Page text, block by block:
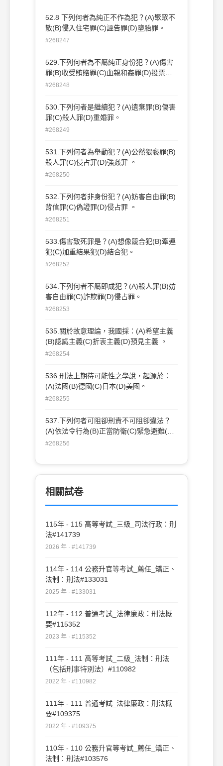
52.8 下列何者為純正不作為犯？(A)聚眾不
散(B)侵入住宅罪(C)誣告罪(D)墮胎罪。
#268247
529.下列何者為不屬純正身份犯？(A)傷害
罪(B)收受賄賂罪(C)血親和姦罪(D)投票受
賄罪。
#268248
530.下列何者是繼續犯？(A)遺棄罪(B)傷害
罪(C)殺人罪(D)重婚罪。
#268249
531.下列何者為舉動犯？(A)公然猥褻罪(B)
殺人罪(C)侵占罪(D)強姦罪 。
#268250
532.下列何者非身份犯？(A)妨害自由罪(B)
背信罪(C)偽證罪(D)侵占罪 。
#268251
533.傷害致死罪是？(A)想像競合犯(B)牽連
犯(C)加重結果犯(D)結合犯。
#268252
534.下列何者不屬即成犯？(A)殺人罪(B)妨
害自由罪(C)詐欺罪(D)侵占罪。
#268253
535.關於故意理論，我國採：(A)希望主義
(B)認識主義(C)折衷主義(D)預見主義 。
#268254
536.刑法上期待可能性之學說，起源於：
(A)法國(B)德國(C)日本(D)美國。
#268255
537.下列何者可阻卻刑責不可阻卻違法？
(A)依法令行為(B)正當防衛(C)緊急避難(D)
#268256
相關試卷
115年 - 115 高等考試_三級_司法行政：刑
法#141739
2026 年 · #141739
114年 - 114 公務升官等考試_薦任_矯正、
法制：刑法#133031
2025 年 · #133031
112年 - 112 普通考試_法律廉政：刑法概
要#115352
2023 年 · #115352
111年 - 111 高等考試_二級_法制：刑法
（包括刑事特別法）#110982
2022 年 · #110982
111年 - 111 普通考試_法律廉政：刑法概
要#109375
2022 年 · #109375
110年 - 110 公務升官等考試_薦任_矯正、
法制：刑法#103576